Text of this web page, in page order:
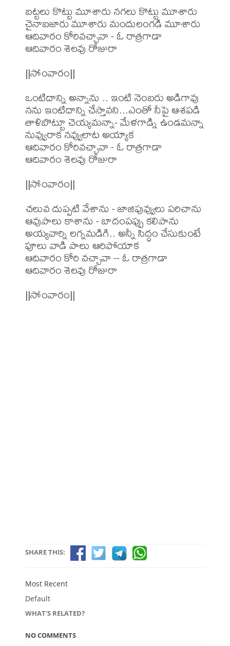
బట్టలు కొట్టు మూశారు నగలు కొట్టు మూశారు
చైనాబజారు మూశారు మందులంగడి మూశారు
ఆదివారం కోరివచ్చావా - ఓ రాత్రగాడా
ఆదివారం శెలవు రోజురా
||సోంవారం||
ఒంటిదాన్ని అన్నాను .. ఇంటి నెంబరు అడిగావు
నను ఇంటిదాన్ని చేస్తావని...ఎంతో నీపై ఆశపడి
తాళిబొట్టూ చెయ్యమన్నా- మేళగాడ్ని ఉండమన్నా
నువ్వురాక నవ్వులాట అయ్యాక
ఆదివారం కోరివచ్చావా - ఓ రాత్రగాడా
ఆదివారం శెలవు రోజురా
||సోంవారం||
చలువ దుప్పటి వేశాను - జాజిపువ్వులు పరిచాను
ఆవుపాలు కాశాను - బాదంపప్పు కలిపాను
అయ్యవార్ని లగ్నమడిగి.. అన్నీ సిద్ధం చేసుకుంటే
పూలు వాడి పాలు ఆరిపోయాక
ఆదివారం కోరి వచ్చావా -- ఓ రాత్రగాడా
ఆదివారం శెలవు రోజురా
SHARE THIS:
Most Recent
Default
WHAT'S RELATED?
NO COMMENTS